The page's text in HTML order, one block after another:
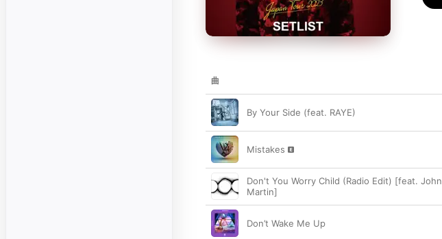
曲
By Your Side (feat. RAYE)
Mistakes
Don't You Worry Child (Radio Edit) [feat. John
Martin]
Don’t Wake Me Up